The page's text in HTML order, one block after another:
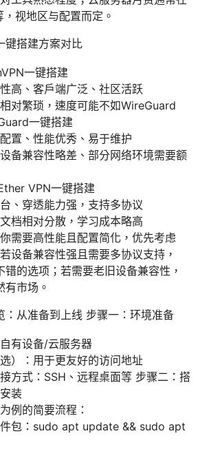
视地区与配置而定。
键搭建方案对比
一键搭建
高、客户端广泛、社区活跃
对繁琐，速度可能不如WireGuard
一键搭建
置、性能优秀、易于维护
备兼容性略差、部分网络环境需要额
VPN一键搭建
、穿透能力强，支持多协议
档相对分散，学习成本略高
需要高性能且配置简化，优先考虑
设备兼容性强且需要多协议支持，
的选项；若需要老旧设备兼容性，
有市场。
：从准备到上线 步骤一：环境准备
有设备/云服务器
）：用于更友好的访问地址
方式：SSH、远程桌面等 步骤二：搭
装
例的简要流程：
包：sudo apt update && sudo apt